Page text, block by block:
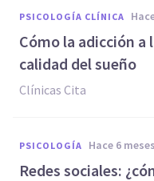
PSICOLOGÍA CLÍNICA
Cómo la adicción a
calidad del sueño
Clínicas Cita
PSICOLOGÍA hace 6 meses
Redes sociales: